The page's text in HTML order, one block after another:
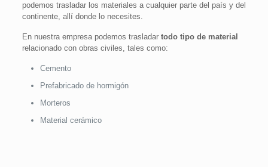
podemos trasladar los materiales a cualquier parte del país y del
continente, allí donde lo necesites.
En nuestra empresa podemos trasladar todo tipo de material
relacionado con obras civiles, tales como:
Cemento
Prefabricado de hormigón
Morteros
Material cerámico